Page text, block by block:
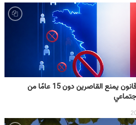
البرلمان الفرنسي يوافق على قانون يمنع القاصرين دون 15 عامًا من